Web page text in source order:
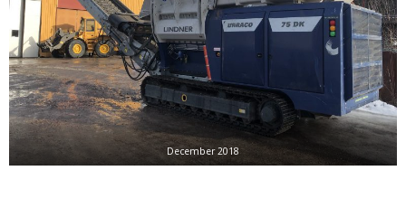
December 2018